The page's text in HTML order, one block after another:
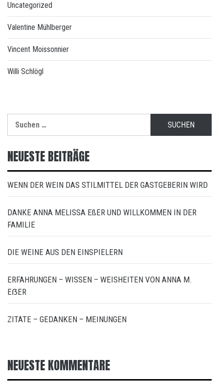
Uncategorized
Valentine Mühlberger
Vincent Moissonnier
Willi Schlögl
nach:
NEUESTE BEITRÄGE
WENN DER WEIN DAS STILMITTEL DER GASTGEBERIN WIRD
DANKE ANNA MELISSA EßER UND WILLKOMMEN IN DER
FAMILIE
DIE WEINE AUS DEN EINSPIELERN
ERFAHRUNGEN – WISSEN – WEISHEITEN VON ANNA M.
EẞER
ZITATE – GEDANKEN – MEINUNGEN
NEUESTE KOMMENTARE